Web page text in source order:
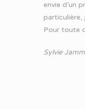
envie d’un
particulière,
Pour toute
Sylvie